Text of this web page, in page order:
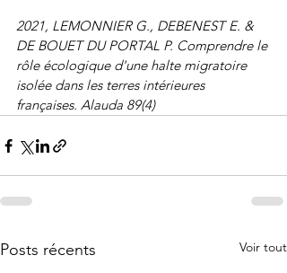
2021, LEMONNIER G., DEBENEST E. &
DE BOUET DU PORTAL P. Comprendre le
rôle écologique d'une halte migratoire
isolée dans les terres intérieures
françaises. Alauda 89(4)
Posts récents Voir tout